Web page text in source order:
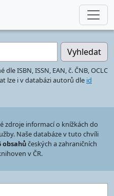
Vyhledat
ISBN, ISSN, EAN, č. ČNB, OCLC
lze i v databázi autorů dle id
zdroje informací o knížkách do
Naše databáze v tuto chvíli
obsahůčeských a zahraničních
v ČR.